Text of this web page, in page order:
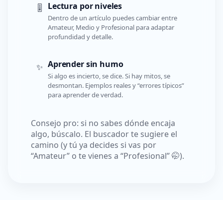
🎚️ Lectura por niveles
Dentro de un artículo puedes cambiar entre
Amateur, Medio y Profesional para adaptar
profundidad y detalle.
✨ Aprender sin humo
Si algo es incierto, se dice. Si hay mitos, se
desmontan. Ejemplos reales y “errores típicos”
para aprender de verdad.
Consejo pro: si no sabes dónde encaja
algo, búscalo. El buscador te sugiere el
camino (y tú ya decides si vas por
“Amateur” o te vienes a “Profesional” 🤭).